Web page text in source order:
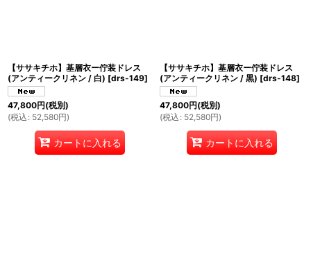
【ササキチホ】基層衣ー佇装ドレス
(アンティークリネン / 白) [drs-149]
47,800円(税別)
(税込 : 52,580円)
カートに入れる
【ササキチホ】基層衣ー佇装ドレス
(アンティークリネン / 黒) [drs-148]
47,800円(税別)
(税込 : 52,580円)
カートに入れる